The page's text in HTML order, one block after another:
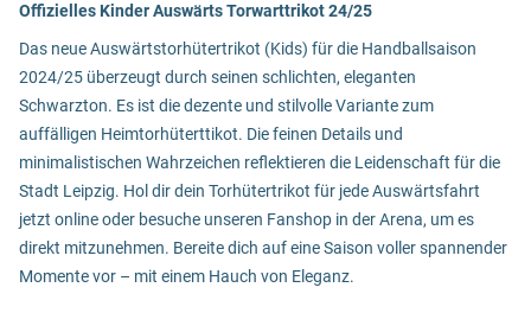
Offizielles Kinder Auswärts Torwarttrikot 24/25
Das neue Auswärtstorhütertrikot (Kids) für die Handballsaison
2024/25 überzeugt durch seinen schlichten, eleganten
Schwarzton. Es ist die dezente und stilvolle Variante zum
auffälligen Heimtorhüterttikot. Die feinen Details und
minimalistischen Wahrzeichen reflektieren die Leidenschaft für die
Stadt Leipzig. Hol dir dein Torhütertrikot für jede Auswärtsfahrt
jetzt online oder besuche unseren Fanshop in der Arena, um es
direkt mitzunehmen. Bereite dich auf eine Saison voller spannender
Momente vor – mit einem Hauch von Eleganz.